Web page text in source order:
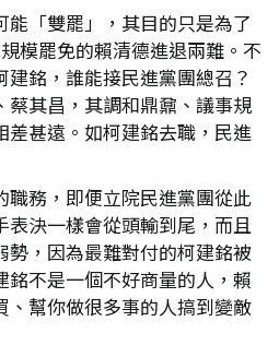
能「雙罷」，其目的只是為了
模罷免的賴清德進退兩難。不
銘，誰能接民進黨團總召？
蔡其昌，其調和鼎鼐、議事規
差甚遠。如柯建銘去職，民進
職務，即便立院民進黨團從此
表決一樣會從頭輸到尾，而且
勢，因為最難對付的柯建銘被
銘不是一個不好商量的人，賴
、幫你做很多事的人搞到變敵